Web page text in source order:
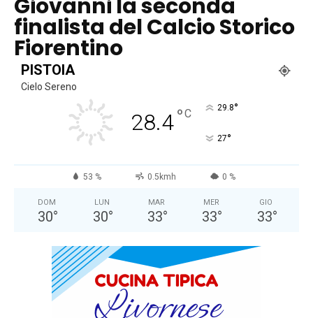
Giovanni la seconda
finalista del Calcio Storico
Fiorentino
PISTOIA
Cielo Sereno
28.4°C 29.8°
27°
53 % 0.5kmh 0 %
DOM
30°
LUN
30°
MAR
33°
MER
33°
GIO
33°